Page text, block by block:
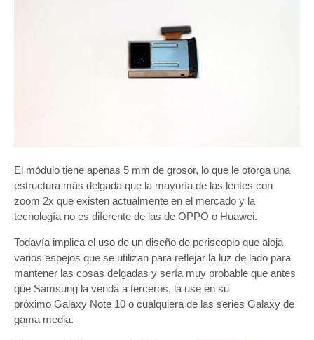
El módulo tiene apenas 5 mm de grosor, lo que le otorga una
estructura más delgada que la mayoría de las lentes con
zoom 2x que existen actualmente en el mercado y la
tecnología no es diferente de las de OPPO o Huawei.
Todavía implica el uso de un diseño de periscopio que aloja
varios espejos que se utilizan para reflejar la luz de lado para
mantener las cosas delgadas y sería muy probable que antes
que Samsung la venda a terceros, la use en su
próximo Galaxy Note 10 o cualquiera de las series Galaxy de
gama media.